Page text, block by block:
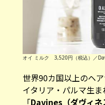
オイ ミルク 3,520円（税込）／
世界90カ国以上のヘ
イタリア・パルマ生
「Davines（ダヴィネ